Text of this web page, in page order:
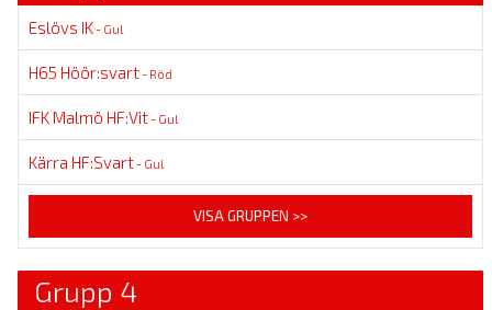
Eslövs IK- Gul
H65 Höör:svart- Röd
IFK Malmö HF:Vit- Gul
Kärra HF:Svart- Gul
VISA GRUPPEN >>
Grupp 4